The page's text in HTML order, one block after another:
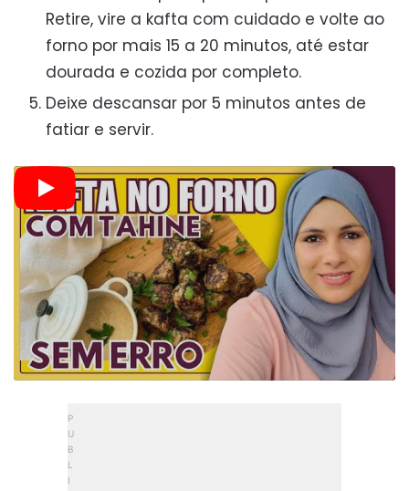
Retire, vire a kafta com cuidado e volte ao
forno por mais 15 a 20 minutos, até estar
dourada e cozida por completo.
Deixe descansar por 5 minutos antes de
fatiar e servir.